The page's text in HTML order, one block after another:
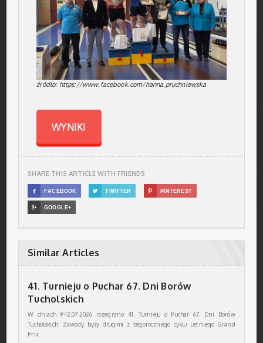
źródło: https://www.facebook.com/hanna.pruchniewska
WYNIKI
SHARE THIS ARTICLE WITH FRIENDS
 FACEBOOK  TWITTER  PINTEREST
 GOOGLE+
Similar Articles
41. Turnieju o Puchar 67. Dni Borów
Tucholskich
W dniach 9-12.07.2026 rozegrano 41. Turnieju o Puchar 67. Dni Borów
Tucholskich. Zawody były drugimi z tegorocznego cyklu Letniego Grand
Prix